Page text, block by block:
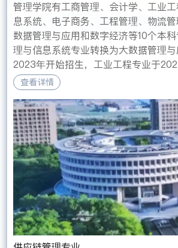
管理学院有工商管理、会计学、工业
息系统、电子商务、工程管理、物流
数据管理与应用和数字经济等10个本
理与信息系统专业转换为大数据管理
2023年开始招生，工业工程专业于
游管理专业最后一届毕业生已于2023
济专业2024年开始招生。电子商务和
国家一流专业建设点，会计学获批省
查看详情